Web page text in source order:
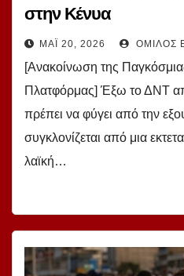
στην Κένυα
ΜΆΙ 20, 2026 ΌΜΙΛΟΣ
[Ανακοίνωση της Παγκόσμιας
Πλατφόρμας] Έξω το ΔΝΤ
πρέπει να φύγει από την
συγκλονίζεται από μια
λαϊκή…